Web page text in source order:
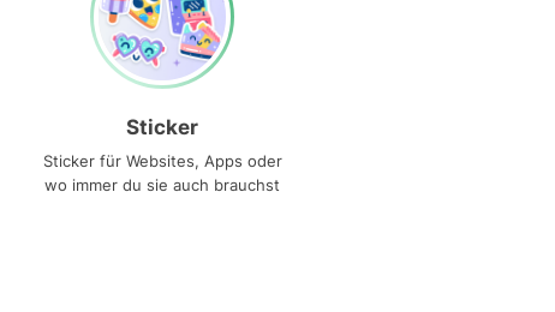
Sticker
Sticker für Websites, Apps oder
wo immer du sie auch brauchst